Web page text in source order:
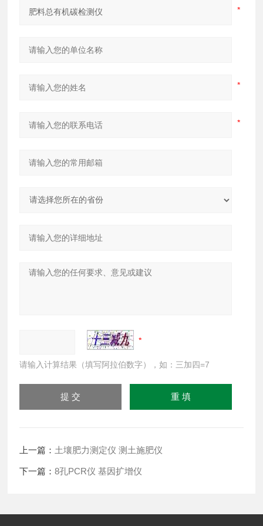
请输入计算结果（填写阿拉伯数字），如：三加四=7
上一篇： 土壤肥力测定仪 测土施肥仪
下一篇：8孔PCR仪 基因扩增仪